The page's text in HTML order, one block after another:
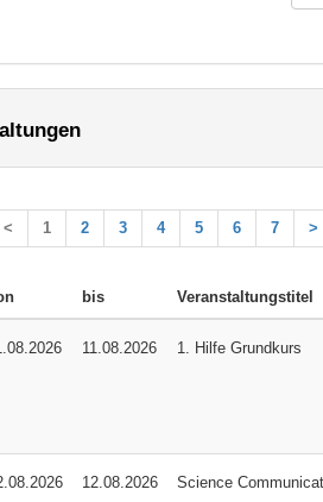
< 1 2 3 4 5 6 7 >
bis Veranstaltungstitel
11.08.2026 1. Hilfe Grundkurs
12.08.2026 Science